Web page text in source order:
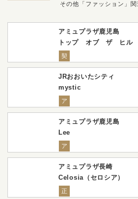
その他「ファッション」関
アミュプラザ鹿児島
トップ オブ ザ ヒル
契
JRおおいたシティ
mystic
ア
アミュプラザ鹿児島
Lee
ア
アミュプラザ長崎
Celosia（セロシア）
正